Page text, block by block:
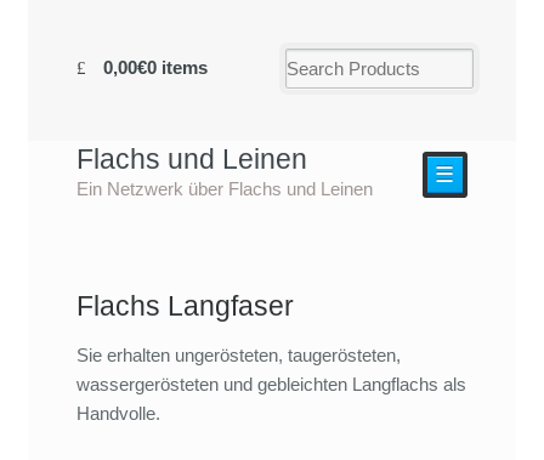
0,00€0 items
Flachs und Leinen
Ein Netzwerk über Flachs und Leinen
☰
Flachs Langfaser
Sie erhalten ungerösteten, taugerösteten,
wassergerösteten und gebleichten Langflachs als
Handvolle.